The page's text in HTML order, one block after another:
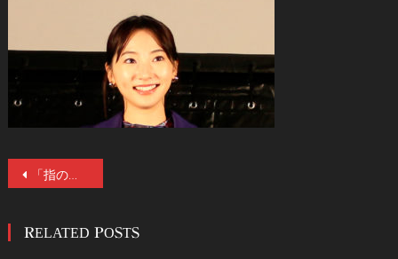
投
ナ
「指の隙間から見るほど怖かった！」（武田玲奈）11/27より全国公開の映画『真･鮫島事件』のドライブインシアター世界最速上映会が11/21夜、開催され、武田玲奈、佐野岳、永江二朗監督が登壇！
RELATED POSTS